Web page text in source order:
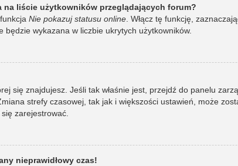
liście użytkowników przeglądających forum?
Nie pokazuj statusu online . Włącz tę funkcję,
wykazana w liczbie ukrytych użytkowników.
się znajdujesz. Jeśli tak właśnie jest, przejdź do panelu
strefy czasowej, tak jak i większości ustawień, może
zarejestrować.
nieprawidłowy czas!